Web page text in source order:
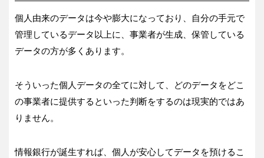
個人由来のデータは今や膨大になっており、自分の手元で
管理しているデータ以上に、事業者が生成、保管している
データの方が多くあります。
そういった個人データの全てに対して、どのデータをどこ
の事業者に提供するといった判断をするのは現実的ではあ
りません。
情報銀行が誕生すれば、個人が安心してデータを預けるこ